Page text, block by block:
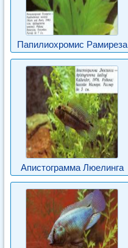
Папилиохромис Рамиреза
Апистограмма Люелинга